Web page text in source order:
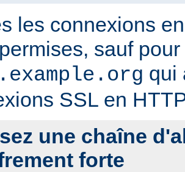
les connexions
sauf
qui
SSL en
une chaîne
forte